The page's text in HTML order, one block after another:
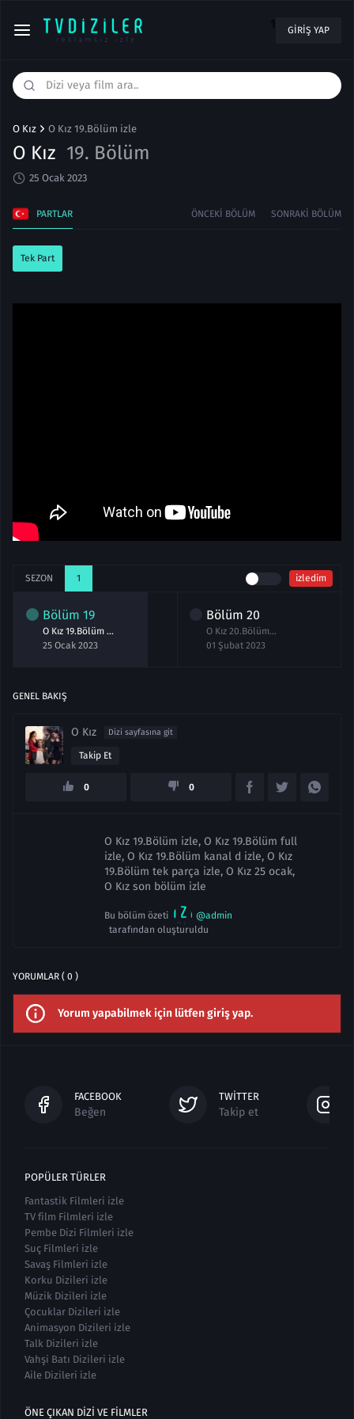
1 GIRIŞ YAP
O Kız O Kız 19.Bölüm izle
O Kız 19. Bölüm
25 Ocak 2023
PARTLAR ÖNCEKI BÖLÜM SONRAKI BÖLÜM
Tek Part
SEZON 1 izledim
Bölüm 19
O Kız 19.Bölüm izle
25 Ocak 2023
Bölüm 20
O Kız 20.Bölüm izle
01 Şubat 2023
GENEL BAKIŞ
O Kız Dizi sayfasına git
Takip Et
0 0
O Kız 19.Bölüm izle, O Kız 19.Bölüm full
izle, O Kız 19.Bölüm kanal d izle, O Kız
19.Bölüm tek parça izle, O Kız 25 ocak,
O Kız son bölüm izle
Bu bölüm özeti
@admin
tarafından oluşturuldu
YORUMLAR ( 0 )
Yorum yapabilmek için lütfen giriş yap.
FACEBOOK
Beğen
TWITTER
Takip et
POPÜLER TÜRLER
Fantastik Filmleri izle
TV film Filmleri izle
Pembe Dizi Filmleri izle
Suç Filmleri izle
Savaş Filmleri izle
Korku Dizileri izle
Müzik Dizileri izle
Çocuklar Dizileri izle
Animasyon Dizileri izle
Talk Dizileri izle
Vahşi Batı Dizileri izle
Aile Dizileri izle
ÖNE ÇIKAN DIZI VE FILMLER